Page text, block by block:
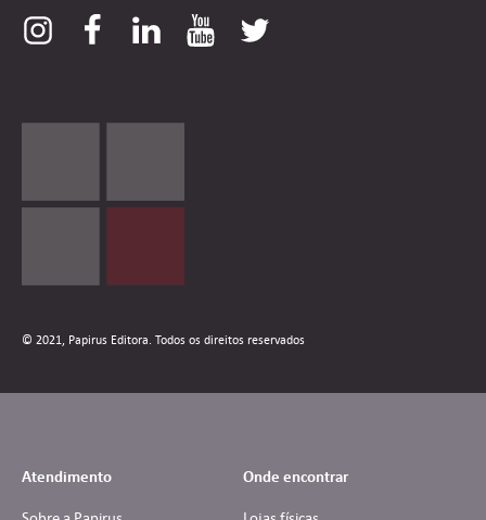
© 2021, Papirus Editora. Todos os direitos reservados
Atendimento Onde encontrar